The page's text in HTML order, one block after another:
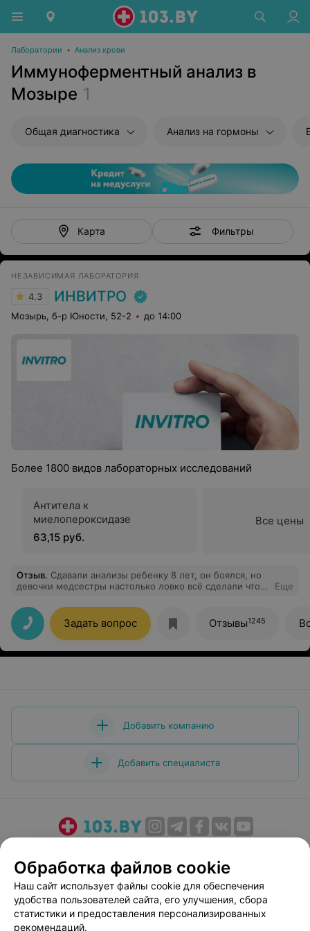
Лаборатории • Анализ крови
Иммуноферментный анализ в
Мозыре 1
Общая диагностика Анализ на гормоны
Карта Фильтры
НЕЗАВИСИМАЯ ЛАБОРАТОРИЯ
4.3 ИНВИТРО
Мозырь, б-р Юности, 52-2 до 14:00
Более 1800 видов лабораторных исследований
Антитела к
миелопероксидазе
63,15 руб.
Все цены
Отзыв. Сдавали анализы ребенку 8 лет, он боялся, но
девочки медсестры настолько ловко всё сделали что
Рекомендуем!!
Еще
Задать вопрос Отзывы1245
Добавить компанию
Добавить специалиста
Медицинский маркетинг
Публичный договор
Пользовательское соглашение
Способы оплаты
Вакансии
Партнеры
Обработка файлов cookie
Наш сайт использует файлы cookie для обеспечения
удобства пользователей сайта, его улучшения, сбора
статистики и предоставления персонализированных
рекомендаций.